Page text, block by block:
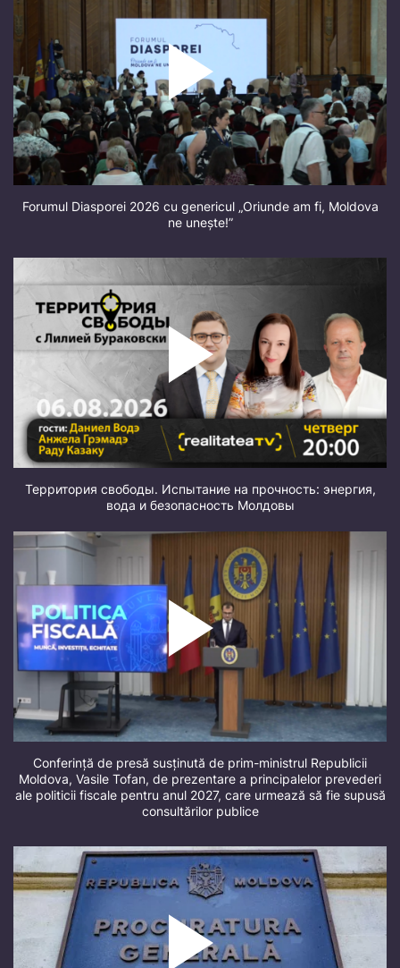
Forumul Diasporei 2026 cu genericul „Oriunde am fi, Moldova
ne unește!”
Территория свободы. Испытание на прочность: энергия,
вода и безопасность Молдовы
Conferință de presă susținută de prim-ministrul Republicii
Moldova, Vasile Tofan, de prezentare a principalelor prevederi
ale politicii fiscale pentru anul 2027, care urmează să fie supusă
consultărilor publice